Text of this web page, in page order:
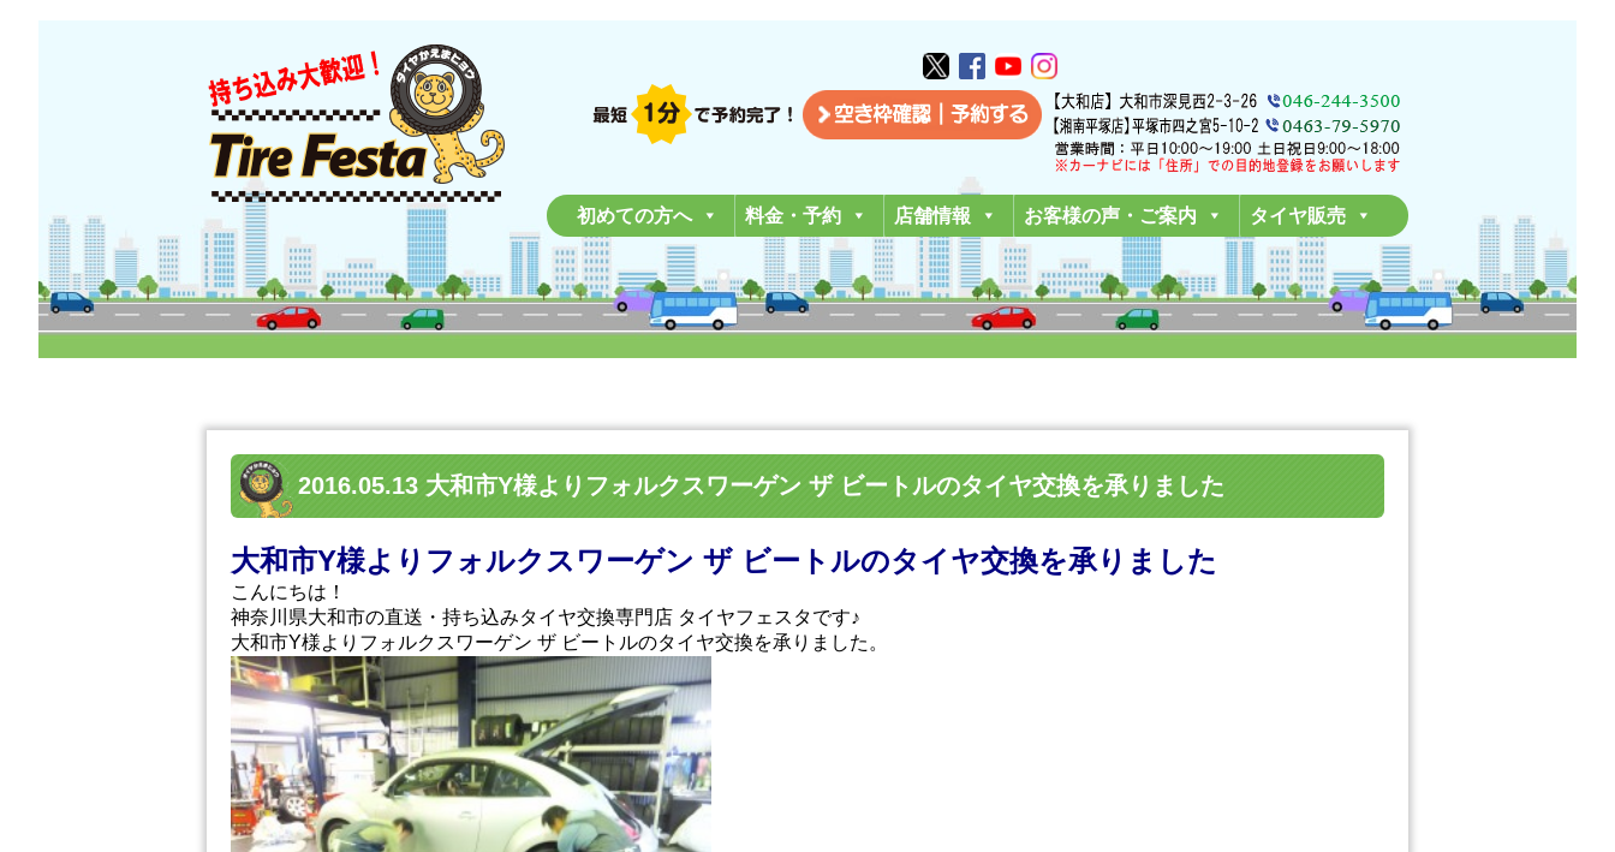
初めての方へ 料金・予約 店舗情報 お客様の声・ご案内 タイヤ販売
2016.05.13 大和市Y様よりフォルクスワーゲン ザ ビートルのタイヤ交換を承りました
大和市Y様よりフォルクスワーゲン ザ ビートルのタイヤ交換を承りました
こんにちは！
神奈川県大和市の直送・‪‎持ち込みタイヤ交換専門店‬ タイヤフェスタです♪
大和市Y様よりフォルクスワーゲン ザ ビートルのタイヤ交換を承りました。